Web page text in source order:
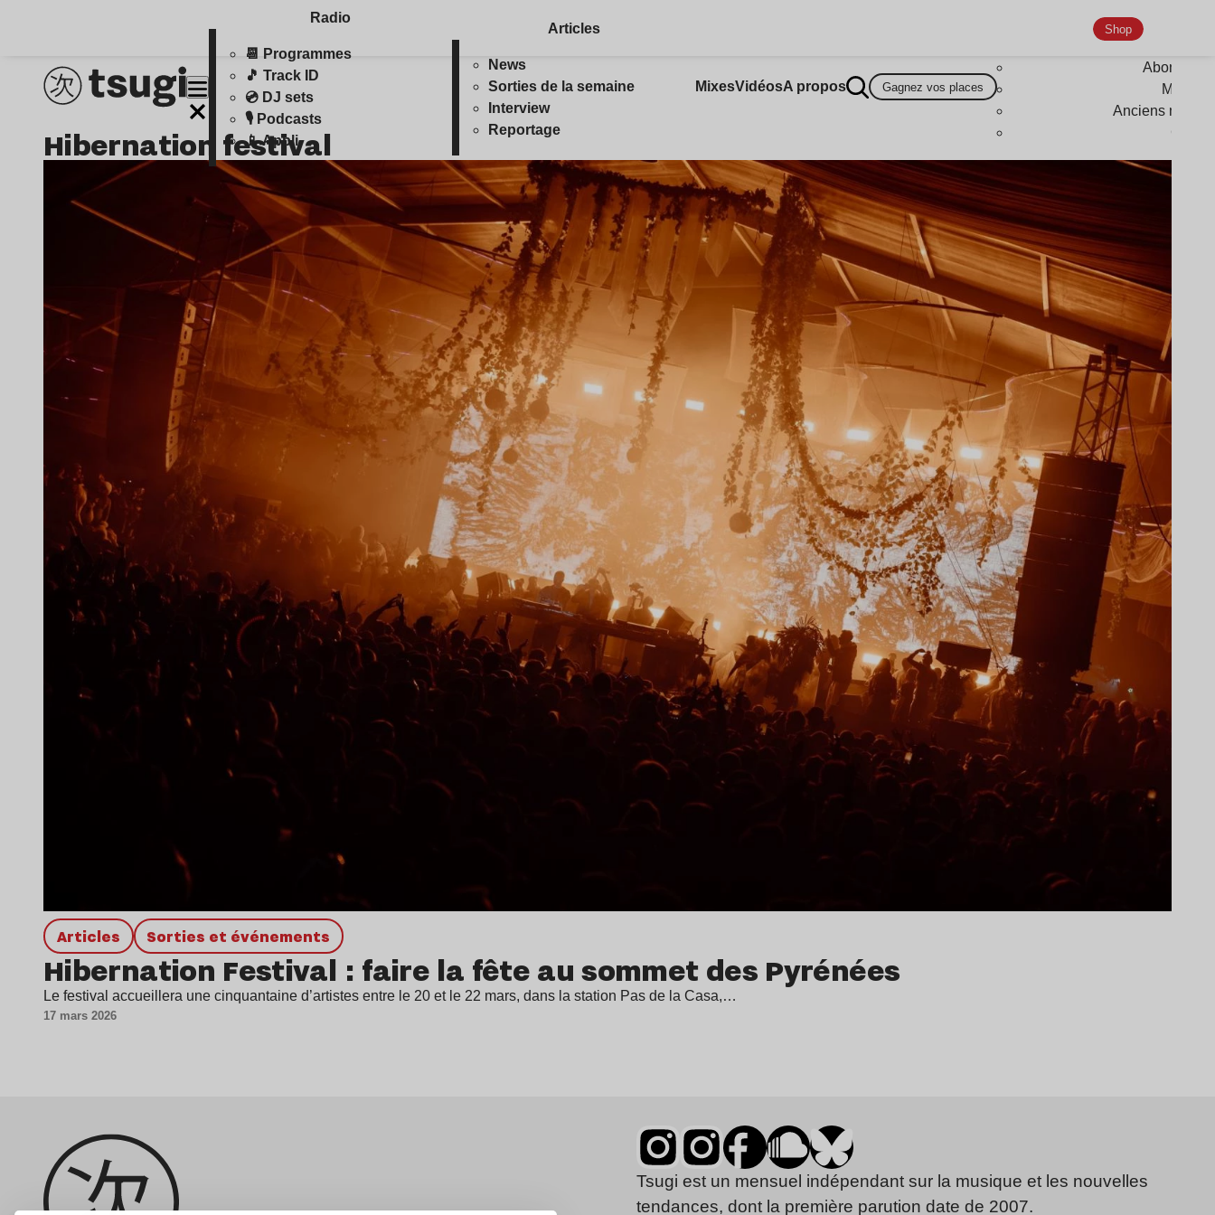
Radio
📆 Programmes
🎵 Track ID
💿 DJ sets
🎙️ Podcasts
📱 Appli
Articles
News
Sorties de la semaine
Interview
Reportage
MixesVidéosA propos Gagnez vos places
Shop
Anciens
hibernation festival
Articles Sorties et événements
Hibernation Festival : faire la fête au sommet des Pyrénées
Le festival accueillera une cinquantaine d’artistes entre le 20 et le 22 mars, dans la station Pas de la Casa,…
17 mars 2026
Tsugi est un mensuel indépendant sur la musique et les nouvelles
tendances, dont la première parution date de 2007.